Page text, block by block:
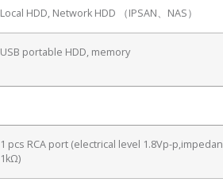
Local HDD, Network HDD （IPSAN、NAS）
USB portable HDD, memory
1 pcs RCA port (electrical level 1.8Vp-
1kΩ)